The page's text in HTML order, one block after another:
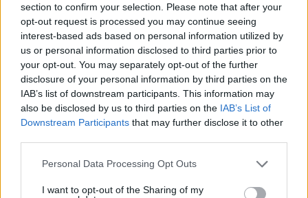
section to confirm your selection. Please note that after your
opt-out request is processed you may continue seeing
interest-based ads based on personal information utilized by
us or personal information disclosed to third parties prior to
your opt-out. You may separately opt-out of the further
disclosure of your personal information by third parties on the
IAB’s list of downstream participants. This information may
also be disclosed by us to third parties on the IAB’s List of
Downstream Participants that may further disclose it to other
Please note that this website/app uses one or more Google
not limited to your visit or usage behaviour. You may click to
Personal Data Processing Opt Outs
I want to opt-out of the Sharing of my
Στο Α΄ Νεκροταφείο το μνημόσυνο για τον έναν
χρόνο από τον θάνατο της Λένας Σαμαρά
07.08.2026, 10:26
«Δεν το πιστεύουμε», λένε οι
Αφγανό στη Λέσβο - Η αρχική εκδοχή